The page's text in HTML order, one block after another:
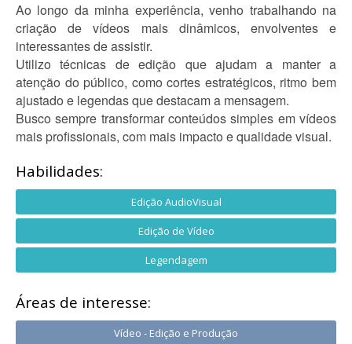
Ao longo da minha experiência, venho trabalhando na
criação de vídeos mais dinâmicos, envolventes e
interessantes de assistir.
Utilizo técnicas de edição que ajudam a manter a
atenção do público, como cortes estratégicos, ritmo bem
ajustado e legendas que destacam a mensagem.
Busco sempre transformar conteúdos simples em vídeos
mais profissionais, com mais impacto e qualidade visual.
Habilidades:
Edição AudioVisual
Edição de Vídeo
Legendagem
Áreas de interesse:
Vídeo - Edição e Produção